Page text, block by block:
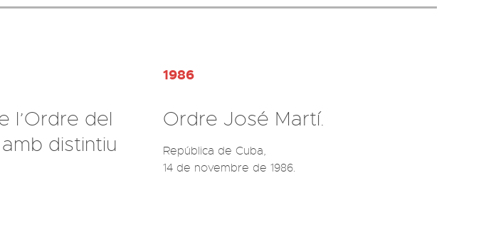
l’Ordre del
distintiu
1986
Ordre José Martí.
República de Cuba,
14 de novembre de 1986.